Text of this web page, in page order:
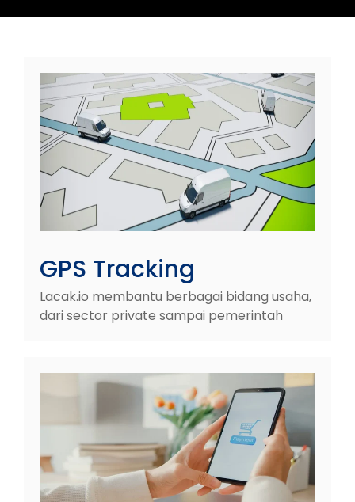
GPS Tracking
Lacak.io membantu berbagai bidang usaha,
dari sector private sampai pemerintah